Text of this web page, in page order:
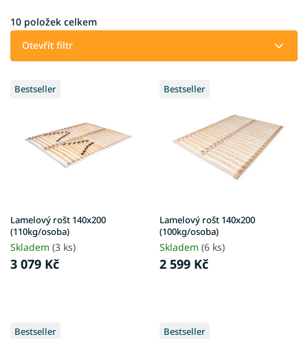
í
d
10 položek celkem
Otevřít filtr
V
ý
u
k
t
ů
Bestseller
Lamelový rošt 140x200
(110kg/osoba)
Skladem (3 ks)
3 079 Kč
Bestseller
Lamelový rošt 140x200
(100kg/osoba)
Skladem (6 ks)
2 599 Kč
Bestseller Bestseller